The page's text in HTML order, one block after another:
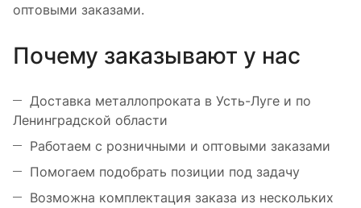
оптовыми заказами.
Почему заказывают у нас
Доставка металлопроката в Усть-Луге и по
Ленинградской области
Работаем с розничными и оптовыми заказами
Помогаем подобрать позиции под задачу
Возможна комплектация заказа из нескольких